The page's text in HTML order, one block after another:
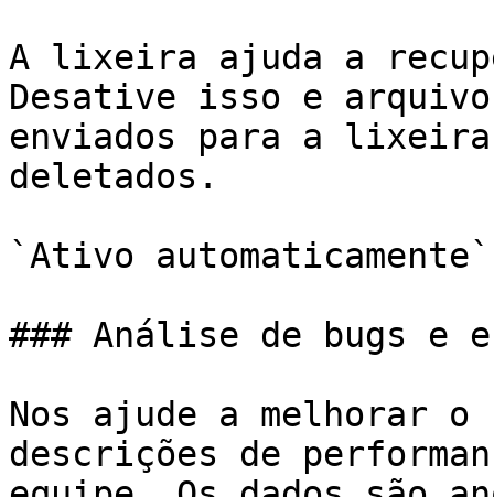
A lixeira ajuda a
Desative isso e
enviados para a lixeira,
deletados.
`Ativo automaticamente`
### Análise de bugs e
Nos ajude a melhorar o
descrições de